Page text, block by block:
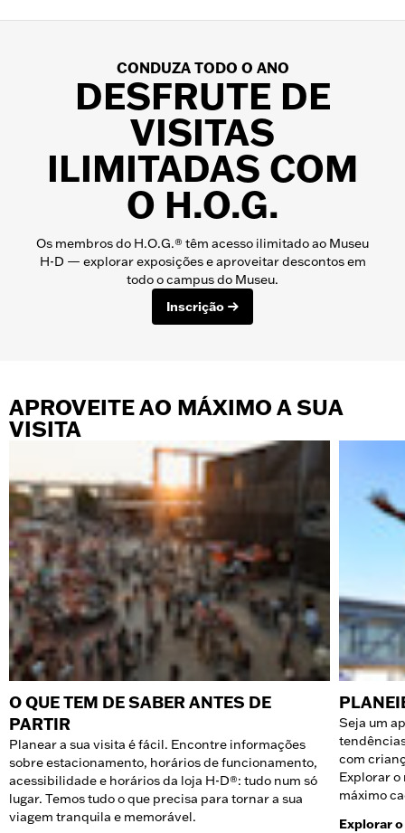
CONDUZA TODO O ANO
DESFRUTE DE
VISITAS
ILIMITADAS COM
O H.O.G.
Os membros do H.O.G.® têm acesso ilimitado ao Museu
H-D — explorar exposições e aproveitar descontos em
todo o campus do Museu.
Inscrição
APROVEITE AO MÁXIMO A SUA
VISITA
O QUE TEM DE SABER ANTES DE
PARTIR
Planear a sua visita é fácil. Encontre informações
sobre estacionamento, horários de funcionamento,
acessibilidade e horários da loja H-D®: tudo num só
lugar. Temos tudo o que precisa para tornar a sua
viagem tranquila e memorável.
Seja um
com
Explorar o
máximo
Explorar